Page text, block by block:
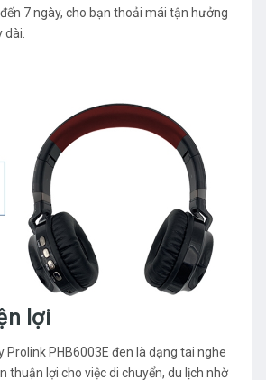
7 ngày, cho bạn thoải mái tận hưởng
lợi
Prolink PHB6003E đen là dạng tai nghe
thuận lợi cho việc di chuyển, du lịch nhờ